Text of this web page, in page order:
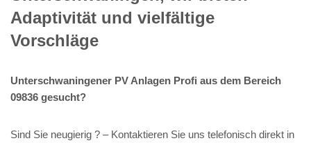
Adaptivität und vielfältige
Vorschläge
Unterschwaningener PV Anlagen Profi aus dem Bereich
09836 gesucht?
Sind Sie neugierig ? – Kontaktieren Sie uns telefonisch direkt in